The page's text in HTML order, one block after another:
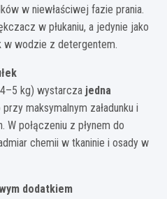
w niewłaściwej fazie prania.
w płukaniu, a jedynie jako
w wodzie z detergentem.
kg) wystarcza jedna
maksymalnym załadunku i
W połączeniu z płynem do
chemii w tkaninie i osady w
dodatkiem